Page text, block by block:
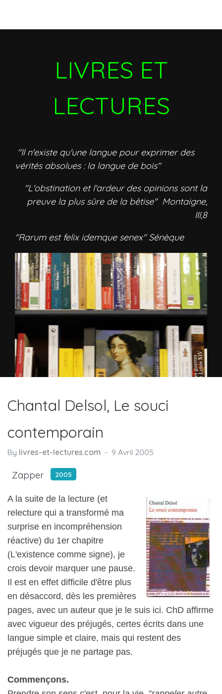
LIVRES ET
LECTURES
"Il n'existe qu'une langue pour exprimer des
vérités absolues : la langue de bois"
"L'obstination et l'ardeur des opinions sont la
preuve la plus sûre de la bêtise" Montaigne,
III,8
"Rarum est felix idemque senex" Sénèque
Chantal Delsol, Le souci
contemporain
By livres-et-lectures.com 9 Avril 2005
Zapper 2005
A la suite de la lecture (et
relecture qui a transformé ma
surprise en incompréhension
réactive) du 1er chapitre
(L'existence comme signe), je
crois devoir marquer une pause.
Il est en effet difficile d'être plus
en désaccord, dès les premières
pages, avec un auteur que je le suis ici. ChD affirme
avec vigueur des préjugés, certes écrits dans une
langue simple et claire, mais qui restent des
préjugés que je ne partage pas.
Commençons.